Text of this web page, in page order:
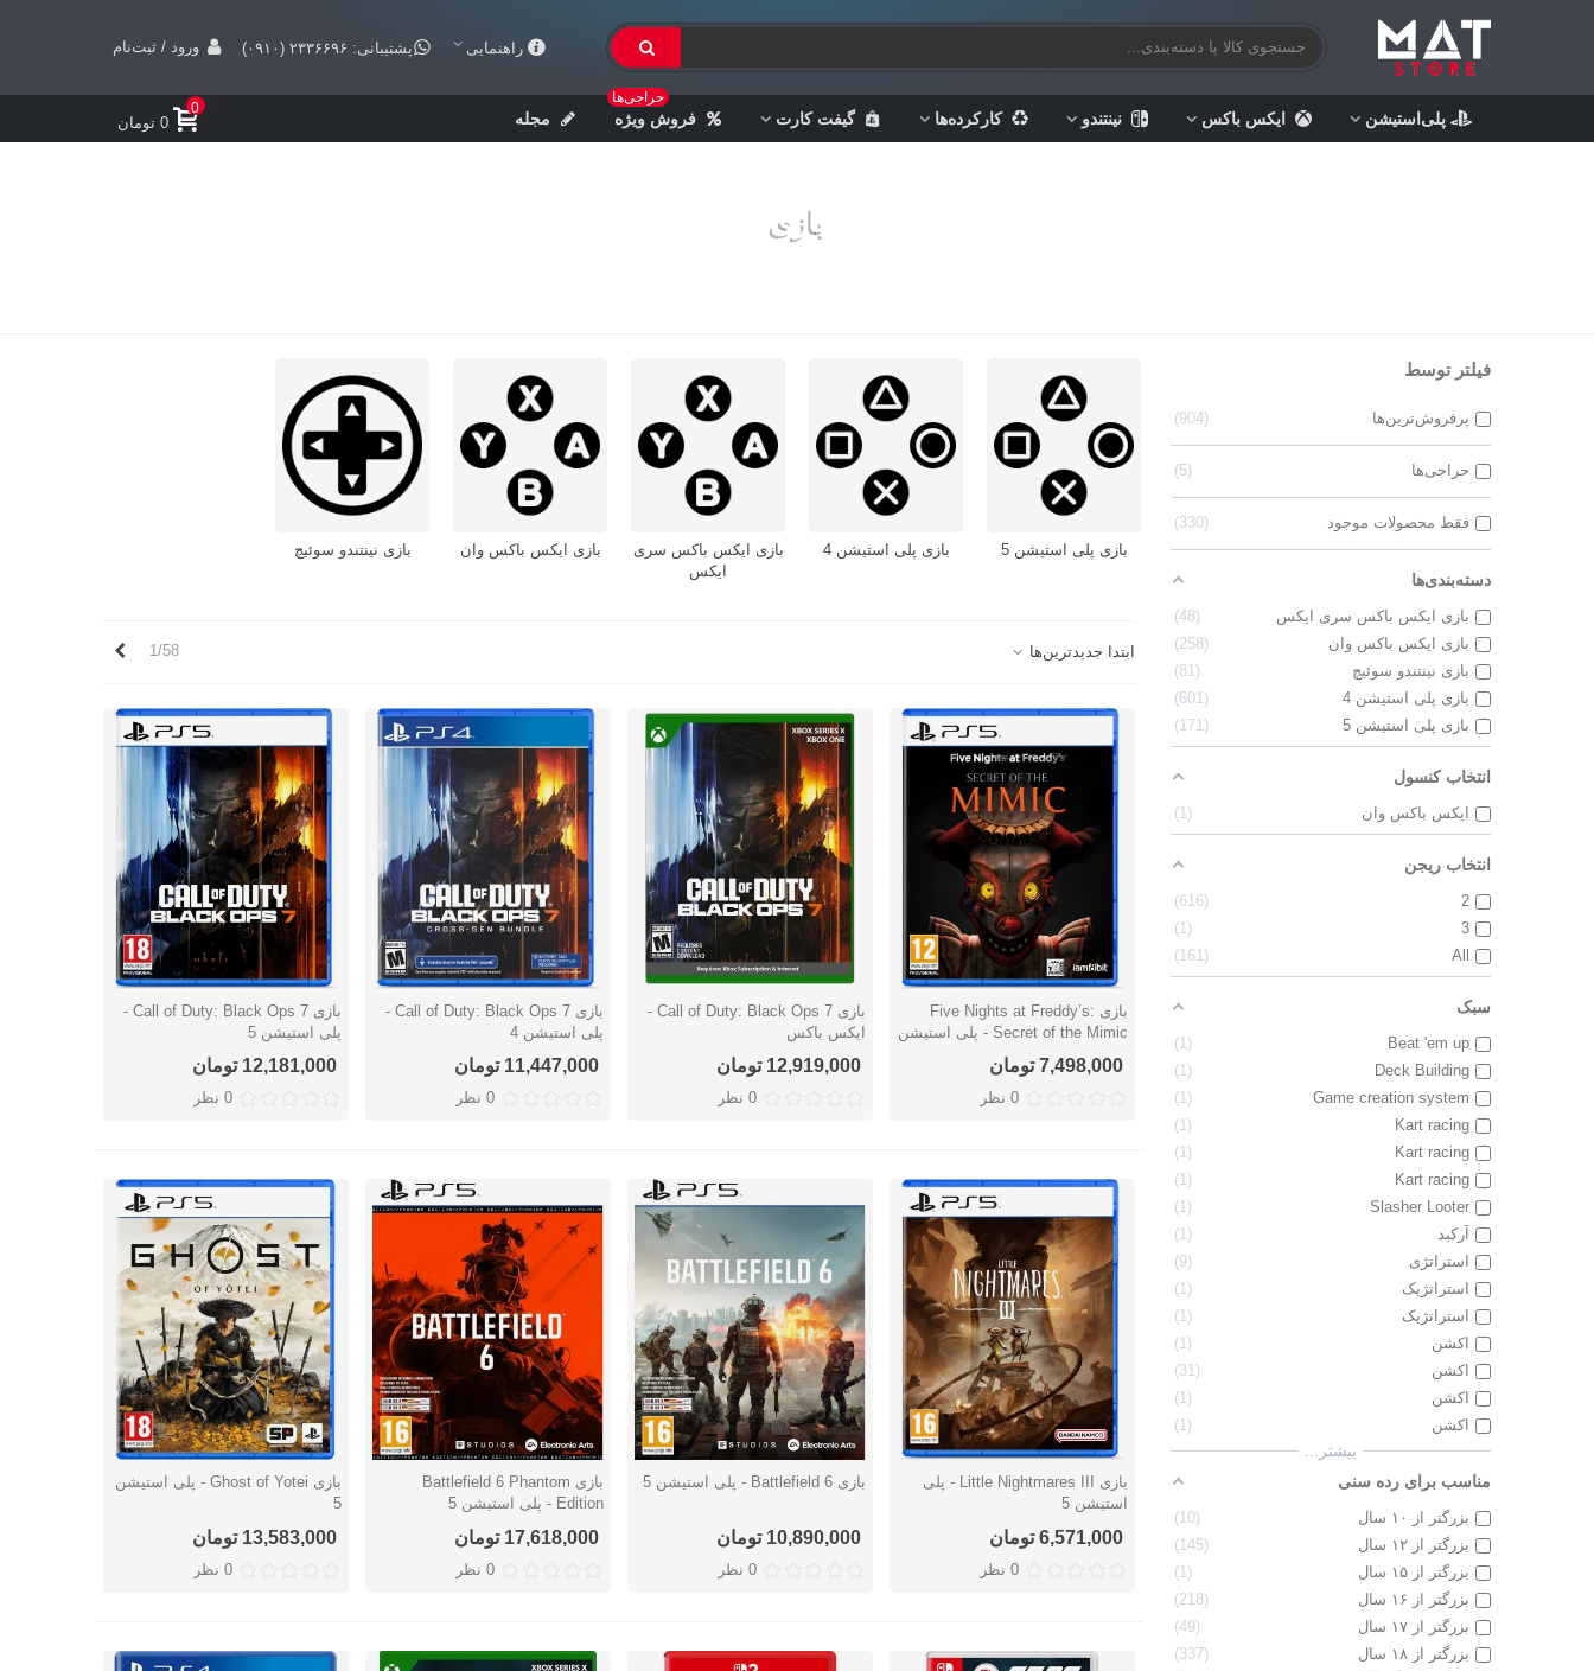
راهنمایی پشتیبانی: ۲۳۳۶۶۹۶ (۰۹۱۰) ورود / ثبت‌نام
پلی‌استیشن ایکس باکس نینتندو کارکرده‌ها گیفت کارت فروش ویژه
حراجی‌ها
مجله
0
0 تومان
بازی
فیلتر توسط
پرفروش‌ترین‌ها 904
حراجی‌ها 5
فقط محصولات موجود 330
دسته‌بندی‌ها
بازی ایکس باکس سری ایکس
48
بازی ایکس باکس وان
258
بازی نینتندو سوئیچ
81
بازی پلی استیشن 4
601
بازی پلی استیشن 5
171
انتخاب کنسول
ایکس‌ باکس وان 1
انتخاب ریجن
2
616
3
1
All
161
سبک
Beat 'em up
1
Deck Building
1
Game creation system
1
Kart racing
1
Kart racing
1
Kart racing
1
Slasher Looter
1
آرکید
1
استراتژی
9
استراتژیک
1
استراتژیک
1
اکشن
1
اکشن
31
اکشن
1
اکشن
1
بیشتر...
مناسب برای رده سنی
بزرگتر از ۱۰ سال
10
بزرگتر از ۱۲ سال
145
بزرگتر از ۱۵ سال
1
بزرگتر از ۱۶ سال
218
بزرگتر از ۱۷ سال
49
بزرگتر از ۱۸ سال
337
بازی پلی استیشن 5 بازی پلی استیشن 4
بازی ایکس باکس سری
ایکس
بازی ایکس باکس وان بازی نینتندو سوئیچ
ابتدا جدیدترین‌ها 1/58
نمایش سریع
بازی Five Nights at Freddy’s:
Secret of the Mimic - پلی استیشن
7,498,000 تومان
0 نظر
نمایش سریع
بازی Call of Duty: Black Ops 7 -
ایکس باکس
12,919,000 تومان
0 نظر
نمایش سریع
بازی Call of Duty: Black Ops 7 -
پلی استیشن 4
11,447,000 تومان
0 نظر
نمایش سریع
بازی Call of Duty: Black Ops 7 -
پلی استیشن 5
12,181,000 تومان
0 نظر
نمایش سریع
بازی Little Nightmares III - پلی
استیشن 5
6,571,000 تومان
0 نظر
نمایش سریعبازی Battlefield 6 - پلی استیشن 5
10,890,000 تومان
0 نظر
نمایش سریع
بازی Battlefield 6 Phantom
Edition - پلی استیشن 5
17,618,000 تومان
0 نظر
نمایش سریع
بازی Ghost of Yotei - پلی استیشن
5
13,583,000 تومان
0 نظر